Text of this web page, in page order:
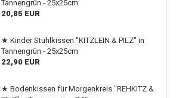
Tannengrün - 25x25cm
20,85 EUR
★ Kinder Stuhlkissen "KITZLEIN & PILZ" in
Tannengrün - 25x25cm
22,90 EUR
★ Bodenkissen für Morgenkreis "REHKITZ &